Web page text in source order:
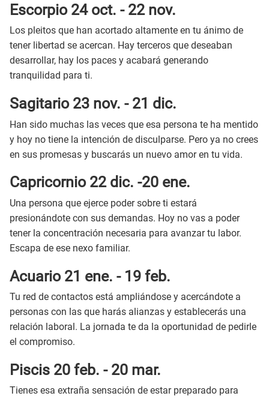
Escorpio 24 oct. - 22 nov.
Los pleitos que han acortado altamente en tu ánimo de
tener libertad se acercan. Hay terceros que deseaban
desarrollar, hay los paces y acabará generando
tranquilidad para ti.
Sagitario 23 nov. - 21 dic.
Han sido muchas las veces que esa persona te ha mentido
y hoy no tiene la intención de disculparse. Pero ya no crees
en sus promesas y buscarás un nuevo amor en tu vida.
Capricornio 22 dic. -20 ene.
Una persona que ejerce poder sobre ti estará
presionándote con sus demandas. Hoy no vas a poder
tener la concentración necesaria para avanzar tu labor.
Escapa de ese nexo familiar.
Acuario 21 ene. - 19 feb.
Tu red de contactos está ampliándose y acercándote a
personas con las que harás alianzas y establecerás una
relación laboral. La jornada te da la oportunidad de pedirle
el compromiso.
Piscis 20 feb. - 20 mar.
Tienes esa extraña sensación de estar preparado para